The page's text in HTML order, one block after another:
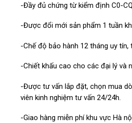
-Đầy đủ chứng từ kiểm định C0-
-Được đổi mới sản phẩm 1 tuần
-Chế độ bảo hành 12 tháng uy tín,
-Chiết khấu cao cho các đại lý và
-Được tư vấn lắp đặt, chọn mua
viên kinh nghiệm tư vấn 24/24h.
-Giao hàng miễn phí khu vực Hà